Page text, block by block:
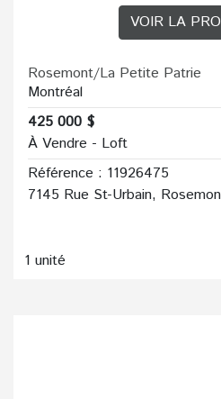
VOIR LA
Rosemont/La Petite Patrie
Montréal
425 000 $
À Vendre - Loft
Référence : 11926475
7145 Rue St-Urbain,
1 unité